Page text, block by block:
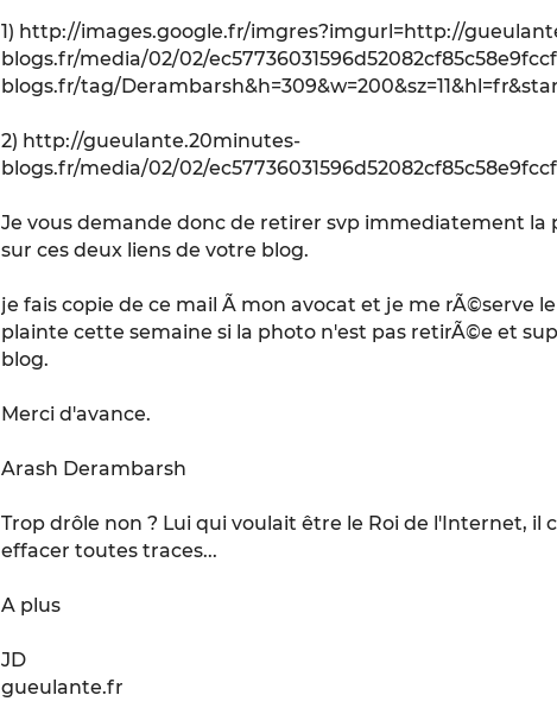
1) http://images.google.fr/imgres?imgurl=http://
blogs.fr/media/02/02/
blogs.fr/tag/
2) http://gueulante.20minutes-
blogs.fr/media/02/02/
Je vous demande donc de retirer svp immediatement la
sur ces deux liens de votre blog.
je fais copie de ce mail Ã mon avocat et je me rÃ©serve
plainte cette semaine si la photo n'est pas retirÃ©e et
blog.
Merci d'avance.
Arash Derambarsh
Trop drôle non ? Lui qui voulait être le Roi de l'Internet, il
effacer toutes traces...
A plus
JD
gueulante.fr